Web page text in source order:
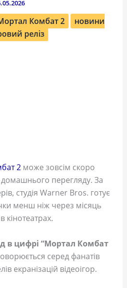
Комбат 2
новини
реліз
2може зовсім скоро
перегляду. За
студія Warner Bros. готує
менш ніж через місяць
кінотеатрах.
в цифрі “Мортал Комбат
серед фанатів
екранізацій відеоігор.